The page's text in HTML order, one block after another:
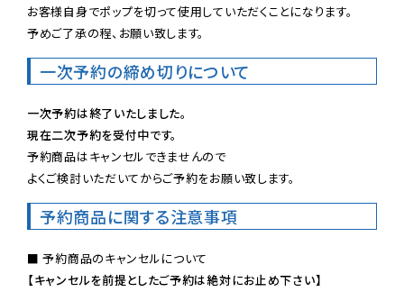
お客様自身でポップを切って使用していただくことになります。
予めご了承の程、お願い致します。
一次予約の締め切りについて
一次予約は終了いたしました。
現在二次予約を受付中です。
予約商品はキャンセルできませんので
よくご検討いただいてからご予約をお願い致します。
予約商品に関する注意事項
【キャンセルを前提としたご予約は絶対にお止め下さい】